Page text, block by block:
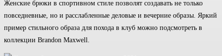
Женские брюки в спортивном стиле позволят создавать не только
повседневные, но и расслабленные деловые и вечерние образы. Яркий
пример стильного образа для похода в клуб можно подсмотреть в
коллекции Brandon Maxwell.